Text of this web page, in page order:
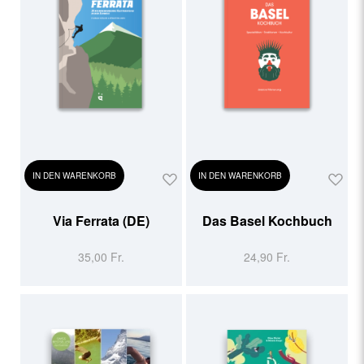
IN DEN WARENKORB
Via Ferrata (DE)
35,00 Fr.
IN DEN WARENKORB
Das Basel Kochbuch
24,90 Fr.